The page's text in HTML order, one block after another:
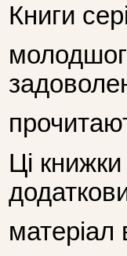
Книги
Ці
матеріал